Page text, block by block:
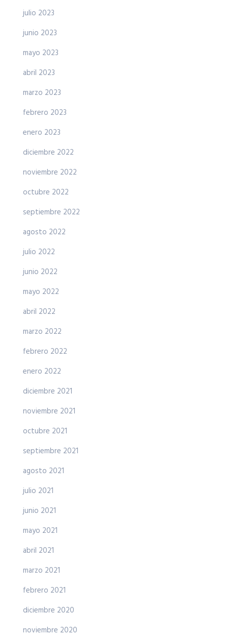
julio 2023
junio 2023
mayo 2023
abril 2023
marzo 2023
febrero 2023
enero 2023
diciembre 2022
noviembre 2022
octubre 2022
septiembre 2022
agosto 2022
julio 2022
junio 2022
mayo 2022
abril 2022
marzo 2022
febrero 2022
enero 2022
diciembre 2021
noviembre 2021
octubre 2021
septiembre 2021
agosto 2021
julio 2021
junio 2021
mayo 2021
abril 2021
marzo 2021
febrero 2021
diciembre 2020
noviembre 2020